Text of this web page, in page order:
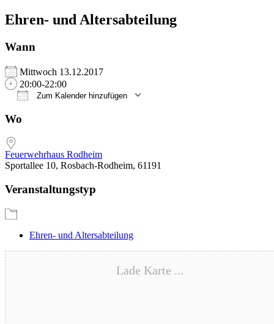
Ehren- und Altersabteilung
Wann
Mittwoch 13.12.2017
20:00-22:00
Zum Kalender hinzufügen
Wo
Feuerwehrhaus Rodheim
Sportallee 10, Rosbach-Rodheim, 61191
Veranstaltungstyp
Ehren- und Altersabteilung
Lade Karte ...